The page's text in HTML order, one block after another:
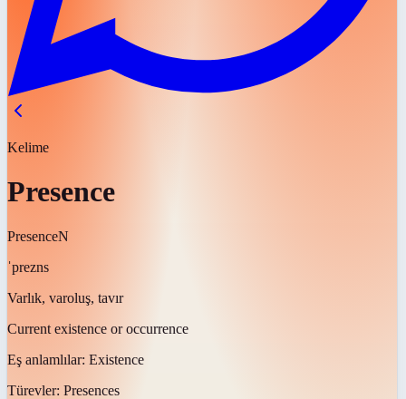
Kelime
Presence
PresenceN
ˈprezns
Varlık, varoluş, tavır
Current existence or occurrence
Eş anlamlılar: Existence
Türevler: Presences